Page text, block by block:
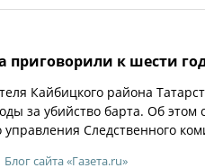
приговорили к шести
Кайбицкого района
за убийство барта. Об этом
управления Следственного
Блог сайта «Газета.ru»